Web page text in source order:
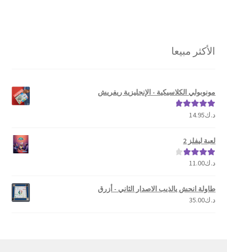
الأكثر مبيعا
مونوبولي الكلاسيكية - الإنجليزية ريفريش
تم التقييم
د.ك14.95
لعبة ليفلز 2
تم التقييم
د.ك11.00
طاولة انحش يالذيب الاصدار الثاني - أزرق
د.ك35.00